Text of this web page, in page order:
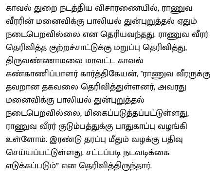
காவல் துறை நடத்திய விசாரணையில், ராணுவ
வீரரின் மனைவிக்கு பாலியல் துன்புறுத்தல் ஏதும்
நடைபெறவில்லை என தெரியவந்தது. ராணுவ வீரர்
தெரிவித்த குற்றச்சாட்டுக்கு மறுப்பு தெரிவித்து,
திருவண்ணாமலை மாவட்ட காவல்
கண்காணிப்பாளர் கார்த்திகேயன், "ராணுவ வீரருக்கு
தவறான தகவலை தெரிவித்துள்ளனர், அவரது
மனைவிக்கு பாலியல் துன்புறுத்தல்
நடைபெறவில்லை, மிகைப்படுத்தப்பட்டுள்ளது,
ராணுவ வீரர் குடும்பத்துக்கு பாதுகாப்பு வழங்கி
உள்ளோம். இரண்டு தரப்பு மீதும் வழக்கு பதிவு
செய்யப்பட்டுள்ளது. சட்டப்படி நடவடிக்கை
எடுக்கப்படும்” என தெரிவித்திருந்தார்.